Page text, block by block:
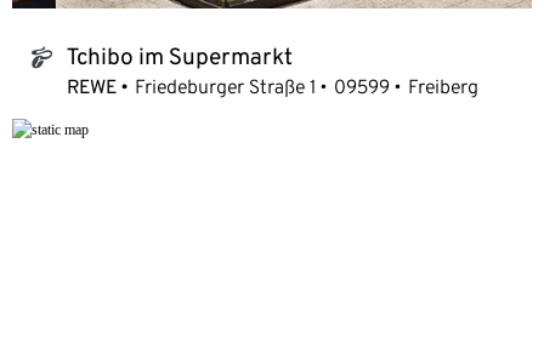
tchibo_logo Tchibo im Supermarkt
REWE Friedeburger Straße 1 09599 Freiberg